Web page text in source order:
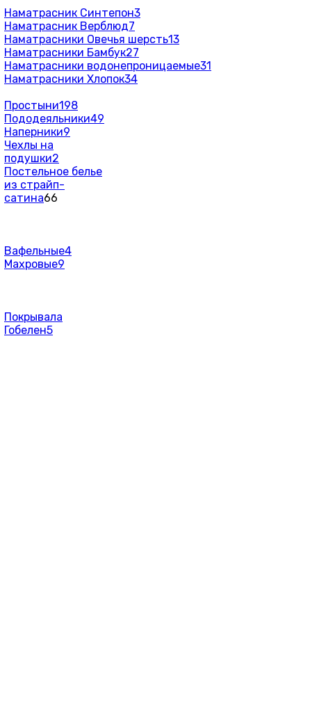
Наматрасник Синтепон3
Наматрасник Верблюд7
Наматрасники Овечья шерсть13
Наматрасники Бамбук27
Наматрасники водонепроницаемые31
Наматрасники Хлопок34
Простыни198
Пододеяльники49
Наперники9
Чехлы на
подушки2
Постельное белье
из страйп-
сатина66
Вафельные4
Махровые9
Покрывала
Гобелен5